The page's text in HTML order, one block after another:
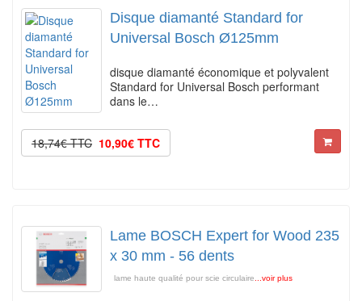
Disque diamanté Standard for
Universal Bosch Ø125mm
disque diamanté économique et polyvalent
Standard for Universal Bosch performant
dans le…
18,74€ TTC 10,90€ TTC
Lame BOSCH Expert for Wood 235
x 30 mm - 56 dents
lame haute qualité pour scie circulaire...voir plus